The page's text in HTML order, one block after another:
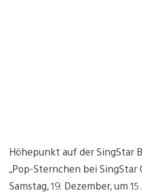
Höhepunkt auf der SingStar
„Pop-Sternchen bei SingStar
Samstag, 19. Dezember, um